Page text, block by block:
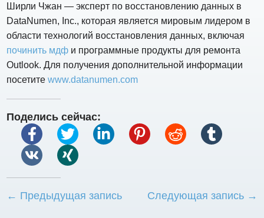
Ширли Чжан — эксперт по восстановлению данных в
DataNumen, Inc., которая является мировым лидером в
области технологий восстановления данных, включая
починить мдф и программные продукты для ремонта
Outlook. Для получения дополнительной информации
посетитеwww.datanumen.com
Поделись сейчас:
← Предыдущая запись Следующая запись →